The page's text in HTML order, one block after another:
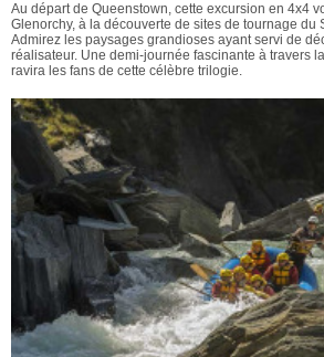
Au départ de Queenstown, cette excursion en 4x4
Glenorchy, à la découverte de sites de tournage du
Admirez les paysages grandioses ayant servi de
réalisateur. Une demi-journée fascinante à travers
ravira les fans de cette célèbre trilogie.